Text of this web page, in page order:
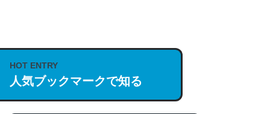
https://isobe324649.hatenablog.com/entry/2023/03/27
/064121
─GPTの仕組みと限界についての考察（１） - conceptualization
HOT ENTRY
人気ブックマークで知る